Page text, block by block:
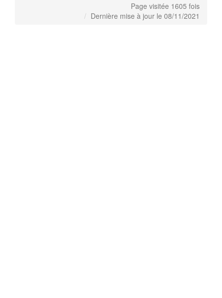
Page visitée 1605 fois
Dernière mise à jour le 08/11/2021